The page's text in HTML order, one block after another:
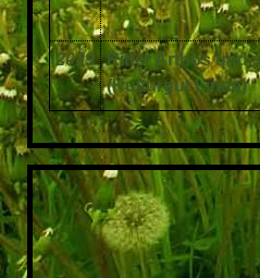
2019
Ritter Arthos und
(Kulturgut Linda)